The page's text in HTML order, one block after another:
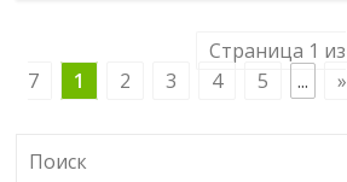
Страница 1 из
7
1 2 3 4 5 ... »